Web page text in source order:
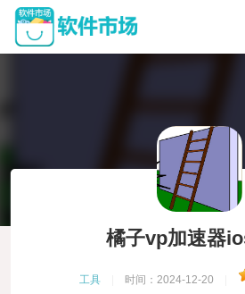
橘子vp加速器
工具 时间：2024-12-20